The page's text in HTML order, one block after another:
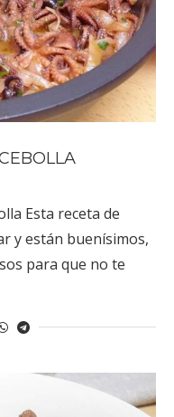
Esta receta de
y están buenísimos,
para que no te